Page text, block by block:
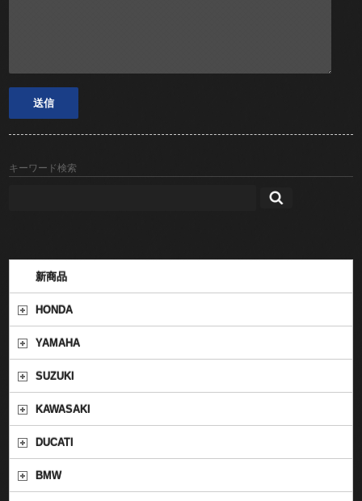
キーワード検索
新商品
HONDA
YAMAHA
SUZUKI
KAWASAKI
DUCATI
BMW